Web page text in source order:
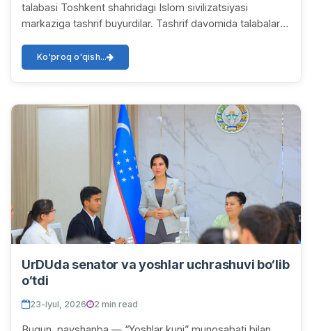
talabasi Toshkent shahridagi Islom sivilizatsiyasi
markaziga tashrif buyurdilar. Tashrif davomida talabalar
Ko'proq o'qish...
UrDUda senator va yoshlar uchrashuvi bo‘lib
o‘tdi
23-iyul, 2026 2 min read